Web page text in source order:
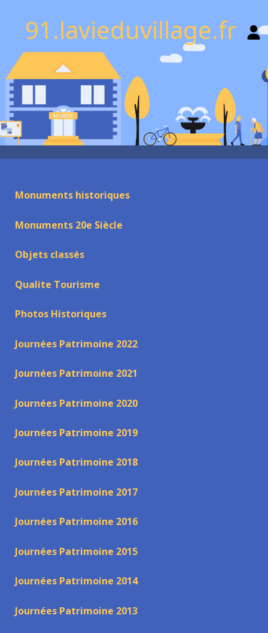
91.lavieduvillage.fr
Monuments historiques
Monuments 20e Siècle
Objets classés
Qualite Tourisme
Photos Historiques
Journées Patrimoine 2022
Journées Patrimoine 2021
Journées Patrimoine 2020
Journées Patrimoine 2019
Journées Patrimoine 2018
Journées Patrimoine 2017
Journées Patrimoine 2016
Journées Patrimoine 2015
Journées Patrimoine 2014
Journées Patrimoine 2013